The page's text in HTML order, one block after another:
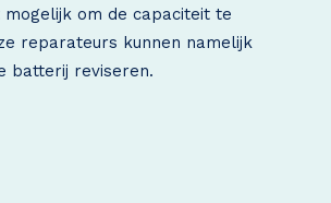
mogelijk om de capaciteit te
reparateurs kunnen namelijk
batterij reviseren.